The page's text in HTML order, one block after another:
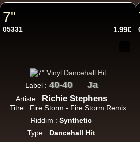
7"
05331 1.99€
Label : 40-40 Ja
Artiste : Richie Stephens
Titre : Fire Storm - Fire Storm Remix
Riddim : Synthetic
Type : Dancehall Hit